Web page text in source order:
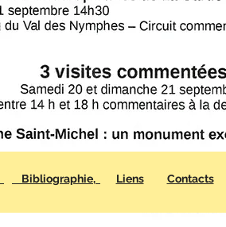
Bibliographie, Liens Contacts